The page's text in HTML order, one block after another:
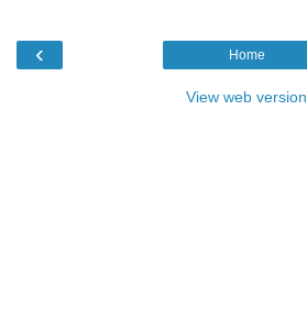
‹ Home
View web version